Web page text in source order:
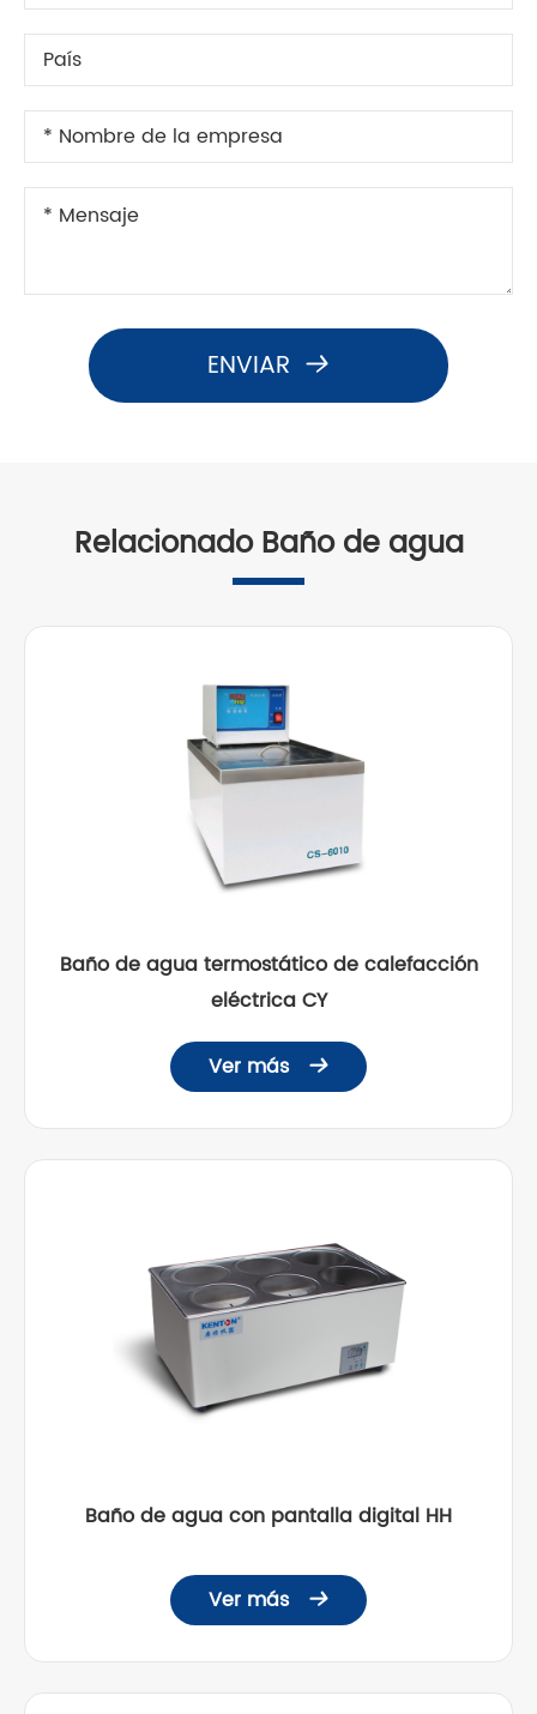
ENVIAR 
Relacionado Baño de agua
Baño de agua termostático de calefacción
eléctrica CY
Ver más 
Baño de agua con pantalla digital HH
Ver más 